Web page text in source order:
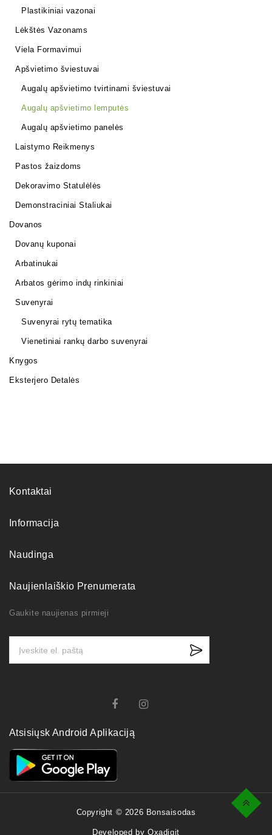
Plastikiniai vazonai
Lėkštės Vazonams
Viela Formavimui
Apšvietimo šviestuvai
Augalų apšvietimo tvirtinami šviestuvai
Augalų apšvietimo lemputės
Augalų apšvietimo panelės
Laistymo Reikmenys
Pastos žaizdoms
Dekoravimo Statulėlės
Demonstraciniai Staliukai
Dovanos
Dovanų kuponai
Arbatinukai
Arbatos gėrimo indų rinkiniai
Suvenyrai
Suvenyrai rytų tematika
Vienetiniai rankų darbo suvenyrai
Knygos
Eksterjero Detalės
Kontaktai
Informacija
Naudinga
Naujienlaiškio Prenumerata
Gaukite naujienas pirmieji
Atsisiųsk Android Aplikaciją
Copyright © 2026 Bonsaisodas
Developed by Oxadigit